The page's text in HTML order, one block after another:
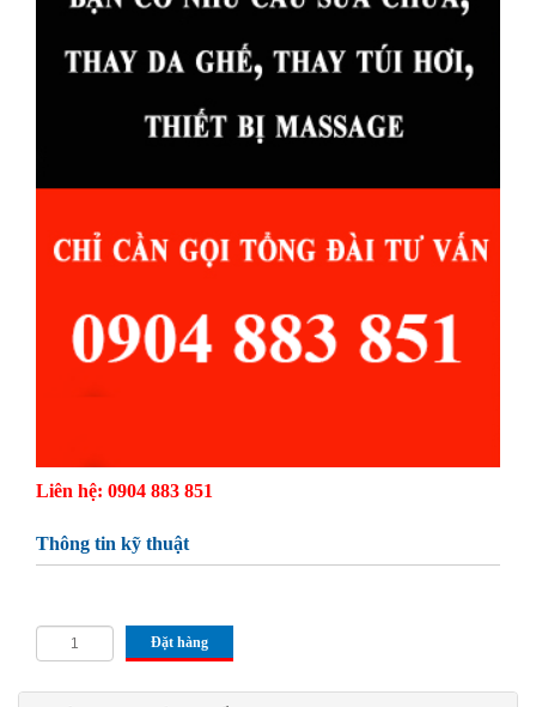
Liên hệ: 0904 883 851
Thông tin kỹ thuật
Đặt hàng